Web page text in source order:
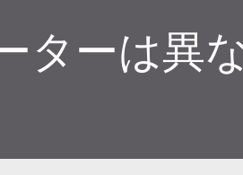
ターは異